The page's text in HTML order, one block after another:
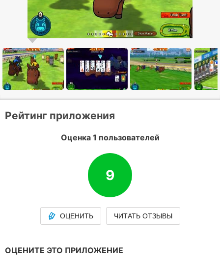
Рейтинг приложения
Оценка 1 пользователей
9
ОЦЕНИТЬ ЧИТАТЬ ОТЗЫВЫ
ОЦЕНИТЕ ЭТО ПРИЛОЖЕНИЕ